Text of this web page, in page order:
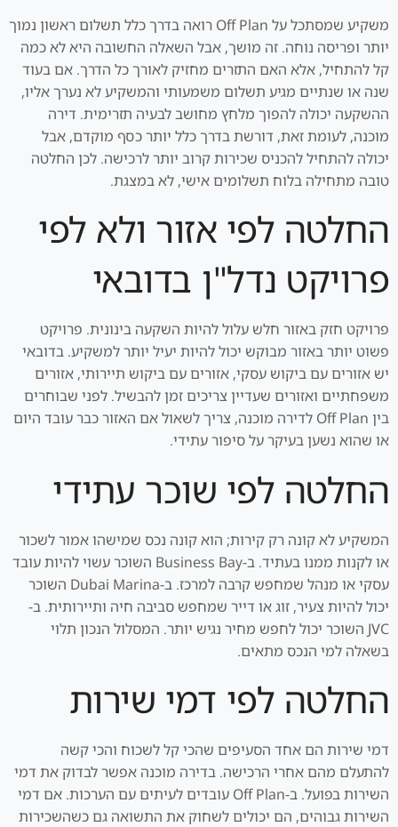
משקיע שמסתכל על Off Plan רואה בדרך כלל תשלום ראשון נמוך
יותר ופריסה נוחה. זה מושך, אבל השאלה החשובה היא לא כמה
קל להתחיל, אלא האם התזרים מחזיק לאורך כל הדרך. אם בעוד
שנה או שנתיים מגיע תשלום משמעותי והמשקיע לא נערך אליו,
ההשקעה יכולה להפוך מלחץ מחושב לבעיה תזרימית. דירה
מוכנה, לעומת זאת, דורשת בדרך כלל יותר כסף מוקדם, אבל
יכולה להתחיל להכניס שכירות קרוב יותר לרכישה. לכן החלטה
טובה מתחילה בלוח תשלומים אישי, לא במצגת.
החלטה לפי אזור ולא לפי
פרויקט נדל"ן בדובאי
פרויקט חזק באזור חלש עלול להיות השקעה בינונית. פרויקט
פשוט יותר באזור מבוקש יכול להיות יעיל יותר למשקיע. בדובאי
יש אזורים עם ביקוש עסקי, אזורים עם ביקוש תיירותי, אזורים
משפחתיים ואזורים שעדיין צריכים זמן להבשיל. לפני שבוחרים
בין Off Plan לדירה מוכנה, צריך לשאול אם האזור כבר עובד היום
או שהוא נשען בעיקר על סיפור עתידי.
החלטה לפי שוכר עתידי
המשקיע לא קונה רק קירות; הוא קונה נכס שמישהו אמור לשכור
או לקנות ממנו בעתיד. ב-Business Bay השוכר עשוי להיות עובד
עסקי או מנהל שמחפש קרבה למרכז. ב-Dubai Marina השוכר
יכול להיות צעיר, זוג או דייר שמחפש סביבה חיה ותיירותית. ב-
JVC השוכר יכול לחפש מחיר נגיש יותר. המסלול הנכון תלוי
בשאלה למי הנכס מתאים.
החלטה לפי דמי שירות
דמי שירות הם אחד הסעיפים שהכי קל לשכוח והכי קשה
להתעלם מהם אחרי הרכישה. בדירה מוכנה אפשר לבדוק את דמי
השירות בפועל. ב-Off Plan עובדים לעיתים עם הערכות. אם דמי
השירות גבוהים, הם יכולים לשחוק את התשואה גם כשהשכירות